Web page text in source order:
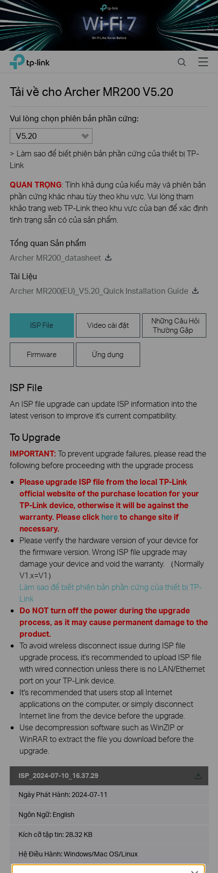
Close
Click
the
navigation
TP-Link, Reliably Smart SearchMenu
Tải về choArcher MR200V5.20
Vui lòng chọn phiên bản phần cứng:
V5.20
> Làm sao để biết phiên bản phần cứng của thiết bị TP-
Link
QUAN TRỌNG: Tính khả dụng của kiểu máy và phiên bản
phần cứng khác nhau tùy theo khu vực. Vui lòng tham
khảo trang web TP-Link theo khu vực của bạn để xác định
tình trạng sẵn có của sản phẩm.
Tổng quan Sản phẩm
Archer MR200_datasheet
Tài Liệu
Archer MR200(EU)_V5.20_Quick Installation Guide
ISP File Video cài đặt
Những Câu Hỏi
Thường Gặp
Firmware Ứng dụng
ISP File
An ISP file upgrade can update ISP information into the
latest verison to improve it's current compatibility.
To Upgrade
IMPORTANT: To prevent upgrade failures, please read the
following before proceeding with the upgrade process
Please upgrade ISP file from the local TP-Link
official website of the purchase location for your
TP-Link device, otherwise it will be against the
warranty. Please click hereto change site if
necessary.
Please verify the hardware version of your device for
the firmware version. Wrong ISP file upgrade may
damage your device and void the warranty. （Normally
V1.x=V1）
Làm sao để biết phiên bản phần cứng của thiết bị TP-
Link
Do NOT turn off the power during the upgrade
process, as it may cause permanent damage to the
product.
To avoid wireless disconnect issue during ISP file
upgrade process, it's recommended to upload ISP file
with wired connection unless there is no LAN/Ethernet
port on your TP-Link device.
It's recommended that users stop all Internet
applications on the computer, or simply disconnect
Internet line from the device before the upgrade.
Use decompression software such as WinZIP or
WinRAR to extract the file you download before the
upgrade.
ISP_2024-07-10_16.37.29
Về
Ngày Phát Hành: 2024-07-11
Ngôn Ngữ: English
Kích cỡ tập tin: 28.32 KB
Hệ Điều Hành: Windows/Mac OS/Linux